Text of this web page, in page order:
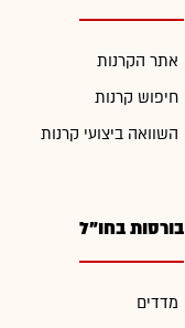
אתר הקרנות
חיפוש קרנות
השוואה ביצועי קרנות
בורסות בחו"ל
מדדים